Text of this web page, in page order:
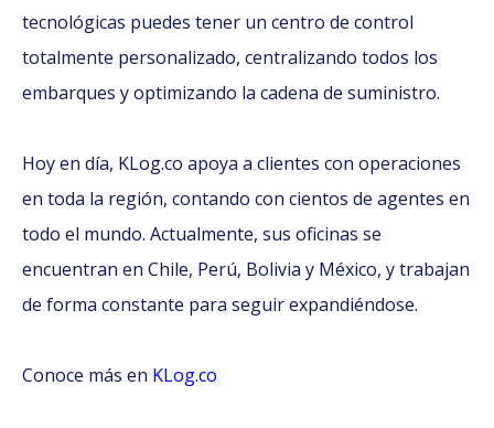
tecnológicas puedes tener un centro de control
totalmente personalizado, centralizando todos los
embarques y optimizando la cadena de suministro.
Hoy en día, KLog.co apoya a clientes con operaciones
en toda la región, contando con cientos de agentes en
todo el mundo. Actualmente, sus oficinas se
encuentran en Chile, Perú, Bolivia y México, y trabajan
de forma constante para seguir expandiéndose.
Conoce más en KLog.co